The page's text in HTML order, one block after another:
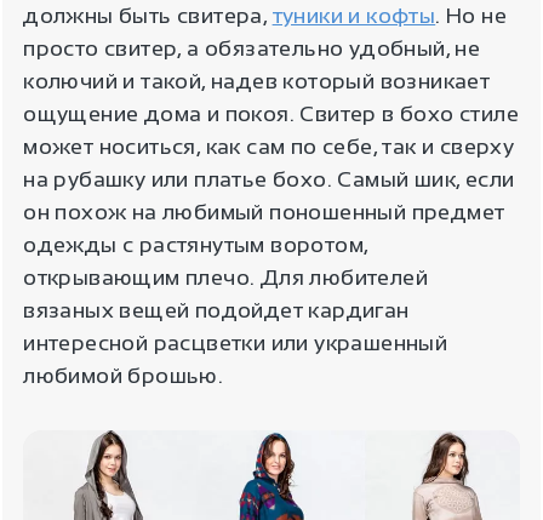
должны быть свитера, туники и кофты. Но не
просто свитер, а обязательно удобный, не
колючий и такой, надев который возникает
ощущение дома и покоя. Свитер в бохо стиле
может носиться, как сам по себе, так и сверху
на рубашку или платье бохо. Самый шик, если
он похож на любимый поношенный предмет
одежды с растянутым воротом,
открывающим плечо. Для любителей
вязаных вещей подойдет кардиган
интересной расцветки или украшенный
любимой брошью.